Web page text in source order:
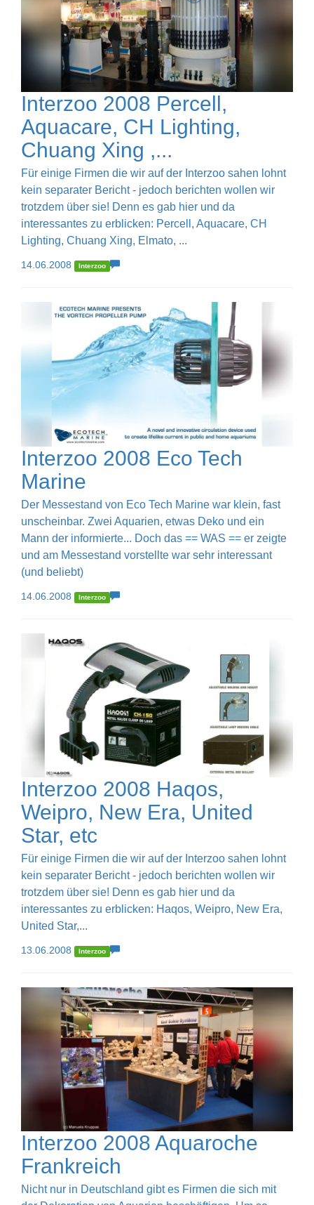
Interzoo 2008 Percell,
Aquacare, CH Lighting,
Chuang Xing ,...
Für einige Firmen die wir auf der Interzoo sahen lohnt
kein separater Bericht - jedoch berichten wollen wir
trotzdem über sie! Denn es gab hier und da
interessantes zu erblicken: Percell, Aquacare, CH
Lighting, Chuang Xing, Elmato, ...
14.06.2008 Interzoo
Interzoo 2008 Eco Tech
Marine
Der Messestand von Eco Tech Marine war klein, fast
unscheinbar. Zwei Aquarien, etwas Deko und ein
Mann der informierte... Doch das == WAS == er zeigte
und am Messestand vorstellte war sehr interessant
(und beliebt)
14.06.2008 Interzoo
Interzoo 2008 Haqos,
Weipro, New Era, United
Star, etc
Für einige Firmen die wir auf der Interzoo sahen lohnt
kein separater Bericht - jedoch berichten wollen wir
trotzdem über sie! Denn es gab hier und da
interessantes zu erblicken: Haqos, Weipro, New Era,
United Star,...
13.06.2008 Interzoo
Interzoo 2008 Aquaroche
Frankreich
Nicht nur in Deutschland gibt es Firmen die sich mit